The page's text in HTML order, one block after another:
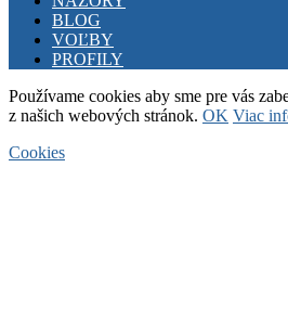
BLOG
VOĽBY
PROFILY
Používame cookies aby sme pre vás
z našich webových stránok. OK Viac
Cookies